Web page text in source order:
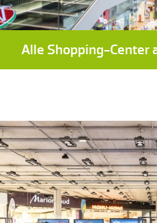
Alle Shopping-Center